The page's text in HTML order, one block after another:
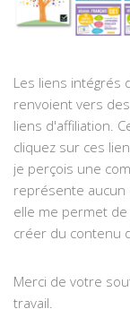
Les liens intégrés
renvoient vers
liens d'affiliation.
cliquez sur ces
je perçois une
représente
elle me permet
créer du contenu
Merci de votre
travail.